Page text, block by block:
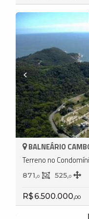
BALNEÁRIO
Terreno no
871,0 525,0
R$ 6.500.000,00